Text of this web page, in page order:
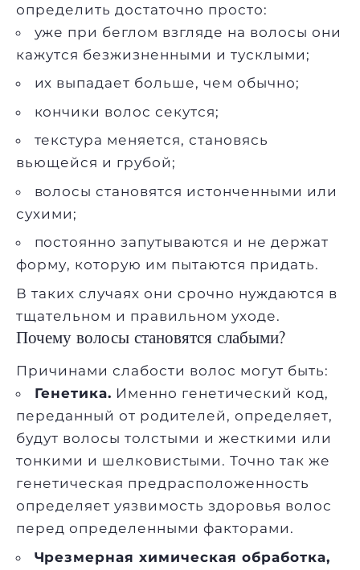
определить достаточно просто:
уже при беглом взгляде на волосы они
кажутся безжизненными и тусклыми;
их выпадает больше, чем обычно;
кончики волос секутся;
текстура меняется, становясь
вьющейся и грубой;
волосы становятся истонченными или
сухими;
постоянно запутываются и не держат
форму, которую им пытаются придать.
В таких случаях они срочно нуждаются в
тщательном и правильном уходе.
Почему волосы становятся слабыми?
Причинами слабости волос могут быть:
Генетика. Именно генетический код,
переданный от родителей, определяет,
будут волосы толстыми и жесткими или
тонкими и шелковистыми. Точно так же
генетическая предрасположенность
определяет уязвимость здоровья волос
перед определенными факторами.
Чрезмерная химическая обработка,